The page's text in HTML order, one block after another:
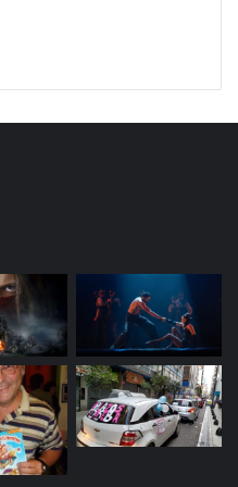
campesina. A los
que el prestigio no
En los últimos
a dictaduras,
dejó que la muerte lo
dicho.
repúblicas se